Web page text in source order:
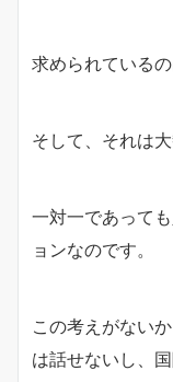
求められている
そして、それは
一対一であって
ョンなのです。
この考えがない
は話せないし、